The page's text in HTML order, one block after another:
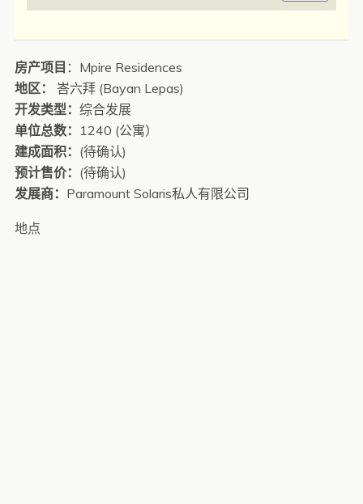
房产项目 ：Mpire Residences
地区： 峇六拜 (Bayan Lepas)
开发类型： 综合发展
单位总数： 1240 (公寓）
建成面积： (待确认)
预计售价： (待确认)
发展商： Paramount Solaris私人有限公司
地点